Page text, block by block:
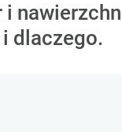
i
dlaczego.